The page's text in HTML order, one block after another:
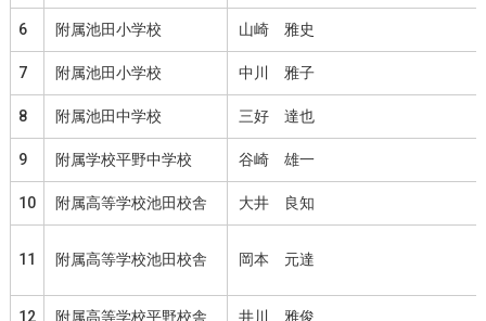
6 附属池田小学校 山崎 雅史
7 附属池田小学校 中川 雅子
8 附属池田中学校 三好 達也
9 附属学校平野中学校 谷崎 雄一
10 附属高等学校池田校舎 大井 良知
11 附属高等学校池田校舎 岡本 元達
12 附属高等学校平野校舎 井川 雅俊